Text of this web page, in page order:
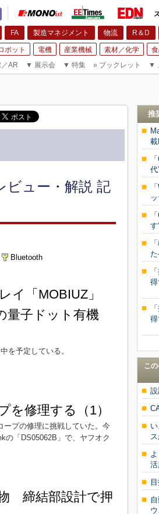
FA 製造マネジメント 物流 R＆D
ボット 電機 産業機械 素材／化学
AR ▼ 展示会 ▼ 特集 » ブックレット ▼
ビュー・解説 記
Bluetooth
イ「MOBIUZ」
子ドット有機
を予定している。
を修理する（1）
ープの修理に挑戦していた。今
の「DS05062B」で、ヤフオク
締結部設計で押
推
代
す
こ